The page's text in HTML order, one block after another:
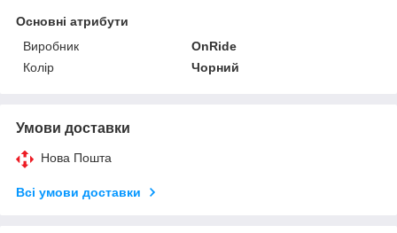
Основні атрибути
Виробник
OnRide
Колір
Чорний
Умови доставки
Нова Пошта
Всі умови доставки